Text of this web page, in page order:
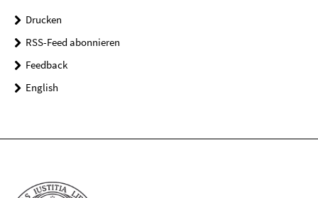
Drucken
RSS-Feed abonnieren
Feedback
English